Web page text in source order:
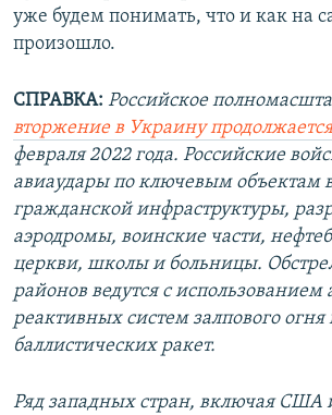
уже будем понимать, что и как на
произошло.
СПРАВКА: Российское
вторжение в Украину продолжается
февраля 2022 года. Российские
авиаудары по ключевым объектам
гражданской инфраструктуры,
аэродромы, воинские части,
церкви, школы и больницы.
районов ведутся с использованием
реактивных систем залпового огня
баллистических ракет.
Ряд западных стран, включая США